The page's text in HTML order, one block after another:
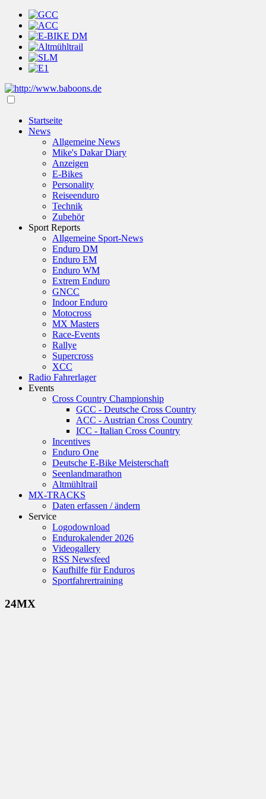
Startseite
News
Allgemeine News
Mike's Dakar Diary
Anzeigen
E-Bikes
Personality
Reiseenduro
Technik
Zubehör
Sport Reports
Allgemeine Sport-News
Enduro DM
Enduro EM
Enduro WM
Extrem Enduro
GNCC
Indoor Enduro
Motocross
MX Masters
Race-Events
Rallye
Supercross
XCC
Radio Fahrerlager
Events
Cross Country Championship
GCC - Deutsche Cross Country
ACC - Austrian Cross Country
ICC - Italian Cross Country
Incentives
Enduro One
Deutsche E-Bike Meisterschaft
Seenlandmarathon
Altmühltrail
MX-TRACKS
Daten erfassen / ändern
Service
Logodownload
Endurokalender 2026
Videogallery
RSS Newsfeed
Kaufhilfe für Enduros
Sportfahrertraining
24MX